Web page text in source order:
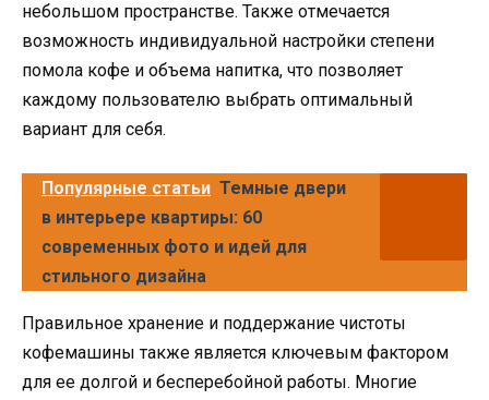
небольшом пространстве. Также отмечается
возможность индивидуальной настройки степени
помола кофе и объема напитка, что позволяет
каждому пользователю выбрать оптимальный
вариант для себя.
Популярные статьи Темные двери
в интерьере квартиры: 60
современных фото и идей для
стильного дизайна
Правильное хранение и поддержание чистоты
кофемашины также является ключевым фактором
для ее долгой и бесперебойной работы. Многие